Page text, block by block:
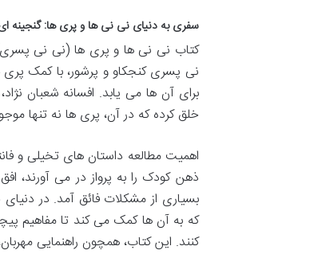
سفری به دنیای نی نی ها و پری ها: گنجینه
کتاب نی نی ها و پری ها (نی نی
نی پسری کنجکاو و پرشور، با کمک
برای آن ها می یابد. افسانه شعبان
خلق کرده که در آن، پری ها نه تنها
اهمیت مطالعه داستان های تخیلی و
ذهن کودک را به پرواز در می آورند،
بسیاری از مشکلات فائق آمد. در
که به آن ها کمک می کند تا مفاهیم
کنند. این کتاب، همچون راهنمایی